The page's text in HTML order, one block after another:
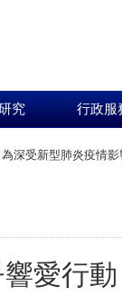
究 行政服
深受新型肺炎疫情
愛行